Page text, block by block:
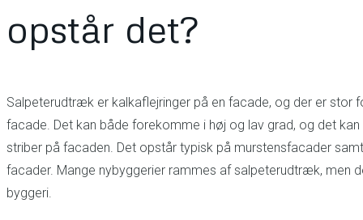
opstår det?
Salpeterudtræk er kalkaflejringer på en facade, og der er stor
facade. Det kan både forekomme i høj og lav grad, og det
striber på facaden. Det opstår typisk på murstensfacader
facader. Mange nybyggerier rammes af salpeterudtræk, men
byggeri.